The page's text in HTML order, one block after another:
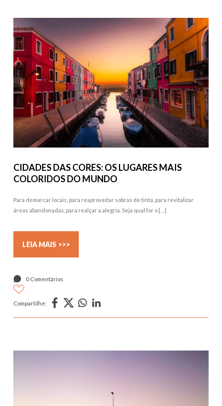
CIDADES DAS CORES: OS LUGARES MAIS
COLORIDOS DO MUNDO
Para demarcar locais, para reaproveitar sobras de tinta, para revitalizar
áreas abandonadas, para realçar a alegria. Seja qual for o […]
LEIA MAIS >>>
0 Comentários
Compartilhe: